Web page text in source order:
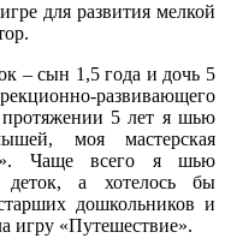
для развития мелкой
– сын 1,5 года и дочь 5
развивающего
5 лет я шью
моя мастерская
Чаще всего я шью
а хотелось бы
дошкольников и
игру «Путешествие».